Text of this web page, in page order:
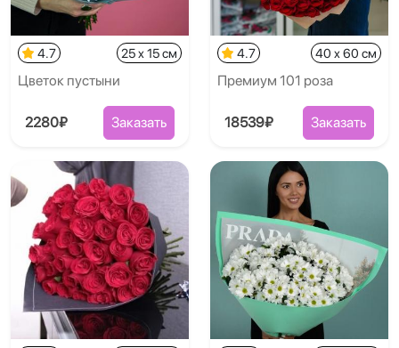
4.7 25 x 15 см
Цветок пустыни
2280₽ Заказать
4.7 40 x 60 см
Премиум 101 роза
18539₽ Заказать